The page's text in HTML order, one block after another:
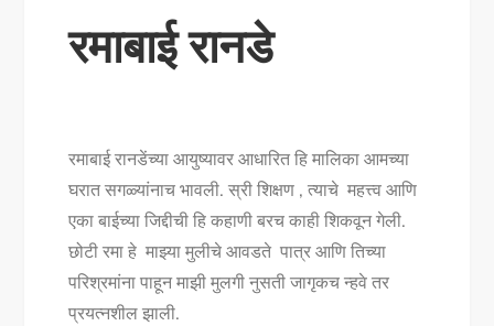
रमाबाई रानडे
रमाबाई रानडेंच्या आयुष्यावर आधारित हि मालिका आमच्या
घरात सगळ्यांनाच भावली. स्री शिक्षण , त्याचे महत्त्व आणि
एका बाईच्या जिद्दीची हि कहाणी बरच काही शिकवून गेली.
छोटी रमा हे माझ्या मुलीचे आवडते पात्र आणि तिच्या
परिश्रमांना पाहून माझी मुलगी नुसती जागृकच न्हवे तर
प्रयत्नशील झाली.